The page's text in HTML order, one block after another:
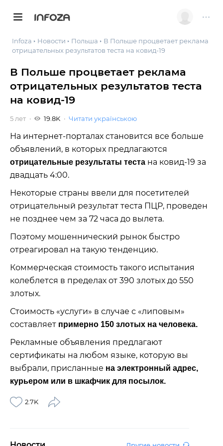
INFOZA
Infoza Новости Польша
В Польше процветает реклама
отрицательных результатов теста на ковид-19
В Польше процветает реклама
отрицательных результатов теста
на ковид-19
5 лет 19.8K Читати українською
На интернет-порталах становится все больше
объявлений, в которых предлагаются
отрицательные результаты теста на ковид-19 за
двадцать 4:00.
Некоторые страны ввели для посетителей
отрицательный результат теста ПЦР, проведен
не позднее чем за 72 часа до вылета.
Поэтому мошеннический рынок быстро
отреагировал на такую ​​тенденцию.
Коммерческая стоимость такого испытания
колеблется в пределах от 390 злотых до 550
злотых.
Стоимость «услуги» в случае с «липовым»
составляет примерно 150 злотых на человека.
Рекламные объявления предлагают
сертификаты на любом языке, которую вы
выбрали, присланные на электронный адрес,
курьером или в шкафчик для посылок.
2.7K